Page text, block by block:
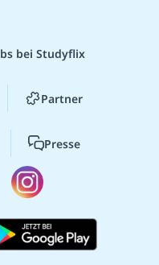
bei Studyflix
Partner
Presse